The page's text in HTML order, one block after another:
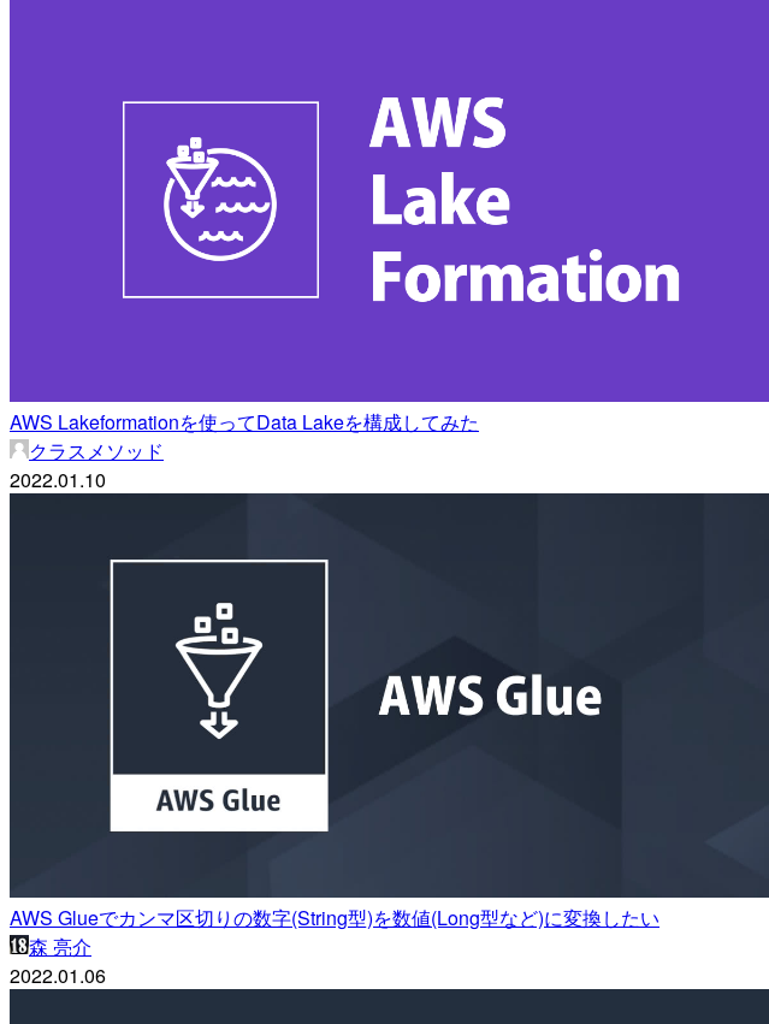
AWS Lakeformationを使ってData Lakeを構成してみた
クラスメソッド
2022.01.10
AWS Glueでカンマ区切りの数字(String型)を数値(Long型など)に変換したい
森 亮介
2022.01.06